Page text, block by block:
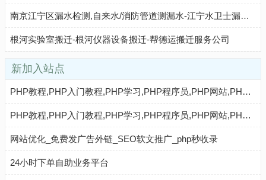
南京江宁区漏水检测,自来水/消防管道测漏水-江宁水卫士漏水检测
根河实验室搬迁-根河仪器设备搬迁-帮德运搬迁服务公司
新加入站点
PHP教程,PHP入门教程,PHP学习,PHP程序员,PHP网站,PHP视频教程,Mysql教程,CMS教程,AI秒收录 - AI秒收录
PHP教程,PHP入门教程,PHP学习,PHP程序员,PHP网站,PHP视频教程,Mysql教程,CMS教程,AI收录网 - AI收录网
网站优化_免费发广告外链_SEO软文推广_php秒收录
24小时下单自助业务平台